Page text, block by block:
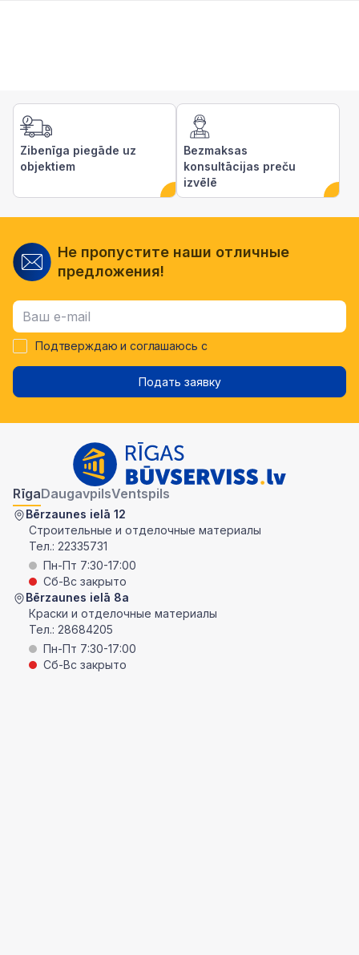
Zibenīga piegāde uz
objektiem
Bezmaksas
konsultācijas preču
izvēlē
Не пропустите наши отличные
предложения!
Подтверждаю и соглашаюсь с
Подать заявку
RīgaDaugavpilsVentspils
Bērzaunes ielā 12
Строительные и отделочные материалы
Тел.: 22335731
Пн-Пт 7:30-17:00
Сб-Вс закрыто
Bērzaunes ielā 8a
Краски и отделочные материалы
Тел.: 28684205
Пн-Пт 7:30-17:00
Сб-Вс закрыто